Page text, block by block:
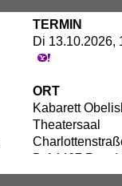
TERMIN
Di 13.10.2026,
ORT
Kabarett
Theatersaal
D-14467